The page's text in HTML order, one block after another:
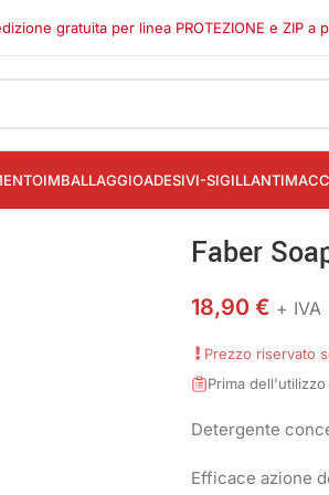
gratuita per linea PROTEZIONE e ZIP a
IMBALLAGGIOADESIVI-SIGILLANTI
Faber
18,90 € + IVA
Prezzo riservato
Prima
Detergente
Efficace azione